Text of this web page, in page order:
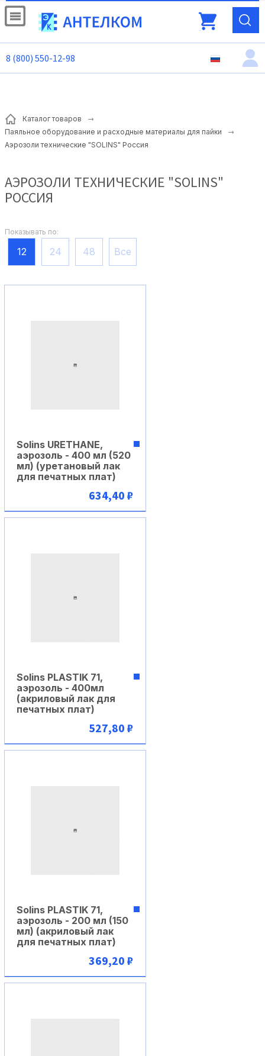
8 (800) 550-12-98
Каталог товаров
Паяльное оборудование и расходные материалы для пайки
Аэрозоли технические "SOLINS" Россия
АЭРОЗОЛИ ТЕХНИЧЕСКИЕ "SOLINS"
РОССИЯ
Показывать по:
12 24 48 Все
В корзину
Solins URETHANE,
аэрозоль - 400 мл (520
мл) (уретановый лак
для печатных плат)
634,40 ₽
В корзину
Solins PLASTIK 71,
аэрозоль - 400мл
(акриловый лак для
печатных плат)
527,80 ₽
В корзину
Solins PLASTIK 71,
аэрозоль - 200 мл (150
мл) (акриловый лак
для печатных плат)
369,20 ₽